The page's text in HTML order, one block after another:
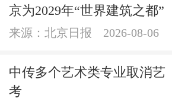
京为2029年“世界建筑之都”
来源：北京日报 2026-08-06
中传多个艺术类专业取消艺
考